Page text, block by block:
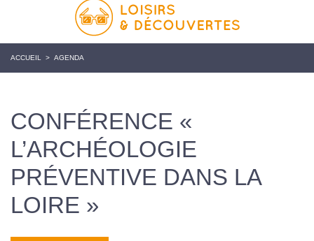
ACCUEIL > AGENDA
CONFÉRENCE «
L’ARCHÉOLOGIE
PRÉVENTIVE DANS LA
LOIRE »